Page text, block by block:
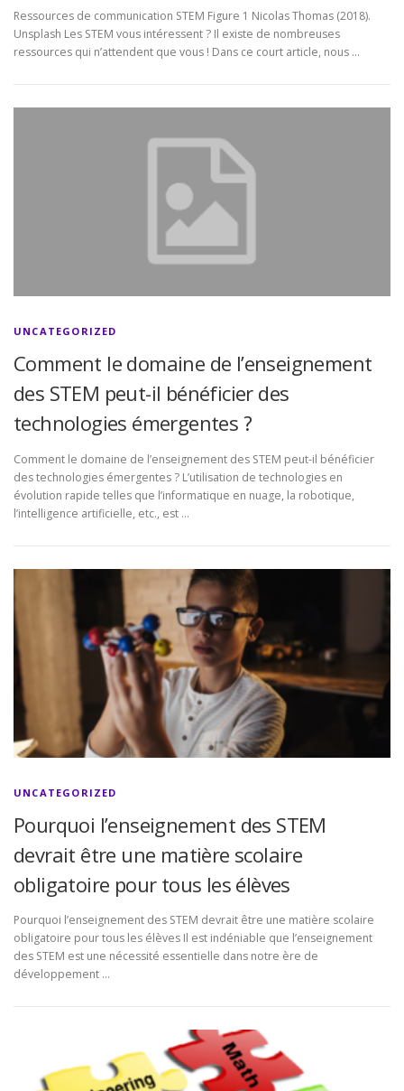
Ressources de communication STEM Figure 1 Nicolas Thomas (2018).
Unsplash Les STEM vous intéressent ? Il existe de nombreuses
ressources qui n’attendent que vous ! Dans ce court article, nous …
UNCATEGORIZED
Comment le domaine de l’enseignement
des STEM peut-il bénéficier des
technologies émergentes ?
Comment le domaine de l’enseignement des STEM peut-il bénéficier
des technologies émergentes ? L’utilisation de technologies en
évolution rapide telles que l’informatique en nuage, la robotique,
l’intelligence artificielle, etc., est …
UNCATEGORIZED
Pourquoi l’enseignement des STEM
devrait être une matière scolaire
obligatoire pour tous les élèves
Pourquoi l’enseignement des STEM devrait être une matière scolaire
obligatoire pour tous les élèves Il est indéniable que l’enseignement
des STEM est une nécessité essentielle dans notre ère de
développement …